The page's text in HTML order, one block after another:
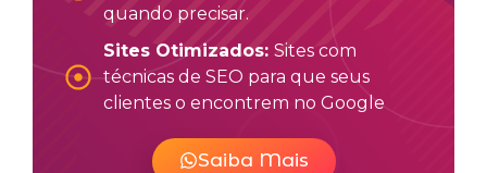
quando precisar.
Sites Otimizados: Sites com
técnicas de SEO para que seus
clientes o encontrem no Google
Saiba Mais